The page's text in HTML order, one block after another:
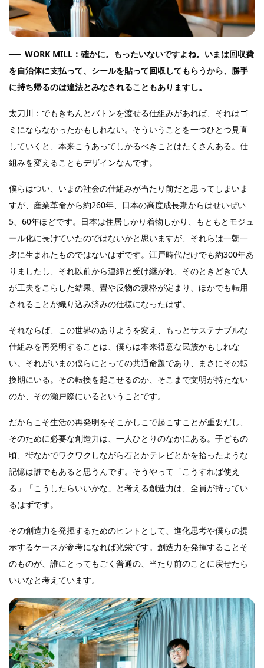
WORK MILL：確かに。もったいないですよね。いまは回収費
を自治体に支払って、シールを貼って回収してもらうから、勝手
に持ち帰るのは違法とみなされることもありますし。
太刀川：でもきちんとバトンを渡せる仕組みがあれば、それはゴ
ミにならなかったかもしれない。そういうことを一つひとつ見直
していくと、本来こうあってしかるべきことはたくさんある。仕
組みを変えることもデザインなんです。
僕らはつい、いまの社会の仕組みが当たり前だと思ってしまいま
すが、産業革命から約260年、日本の高度成長期からはせいぜい
5、60年ほどです。日本は住居しかり着物しかり、もともとモジュ
ール化に長けていたのではないかと思いますが、それらは一朝一
夕に生まれたものではないはずです。江戸時代だけでも約300年あ
りましたし、それ以前から連綿と受け継がれ、そのときどきで人
が工夫をこらした結果、畳や反物の規格が定まり、ほかでも転用
されることが織り込み済みの仕様になったはず。
それならば、この世界のありようを変え、もっとサステナブルな
仕組みを再発明することは、僕らは本来得意な民族かもしれな
い。それがいまの僕らにとっての共通命題であり、まさにその転
換期にいる。その転換を起こせるのか、そこまで文明が持たない
のか、その瀬戸際にいるということです。
だからこそ生活の再発明をそこかしこで起こすことが重要だし、
そのために必要な創造力は、一人ひとりのなかにある。子どもの
頃、街なかでワクワクしながら石とかテレビとかを拾ったような
記憶は誰でもあると思うんです。そうやって「こうすれば使え
る」「こうしたらいいかな」と考える創造力は、全員が持ってい
るはずです。
その創造力を発揮するためのヒントとして、進化思考や僕らの提
示するケースが参考になれば光栄です。創造力を発揮することそ
のものが、誰にとってもごく普通の、当たり前のことに戻せたら
いいなと考えています。